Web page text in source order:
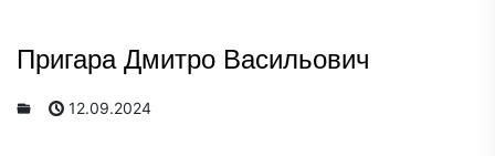
Пригара Дмитро Васильович
12.09.2024